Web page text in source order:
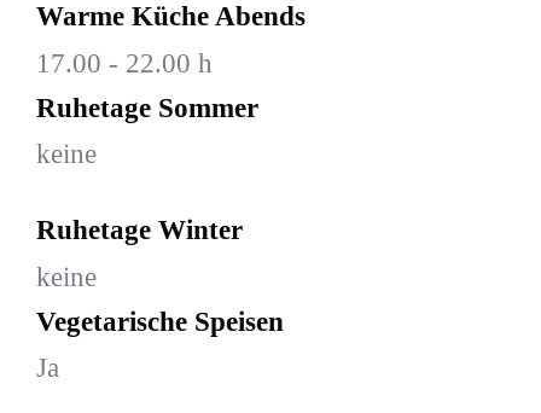
Warme Küche Abends
17.00 - 22.00 h
Ruhetage Sommer
keine
Ruhetage Winter
keine
Vegetarische Speisen
Ja